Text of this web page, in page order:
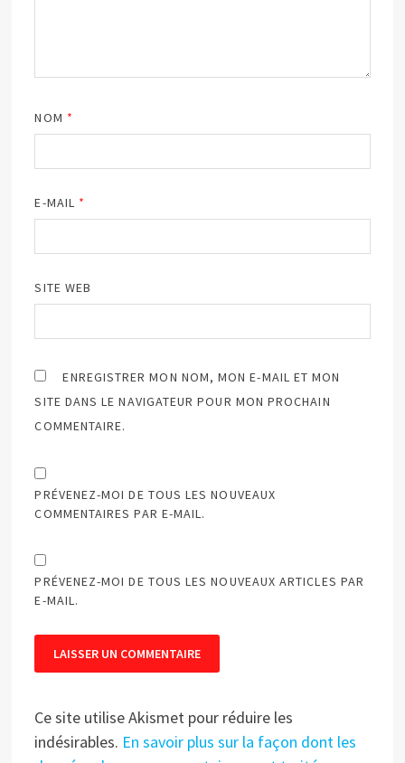
NOM *
E-MAIL *
SITE WEB
ENREGISTRER MON NOM, MON E-MAIL ET MON
SITE DANS LE NAVIGATEUR POUR MON PROCHAIN
COMMENTAIRE.
PRÉVENEZ-MOI DE TOUS LES NOUVEAUX
COMMENTAIRES PAR E-MAIL.
PRÉVENEZ-MOI DE TOUS LES NOUVEAUX ARTICLES PAR
E-MAIL.
Ce site utilise Akismet pour réduire les
indésirables. En savoir plus sur la façon dont les